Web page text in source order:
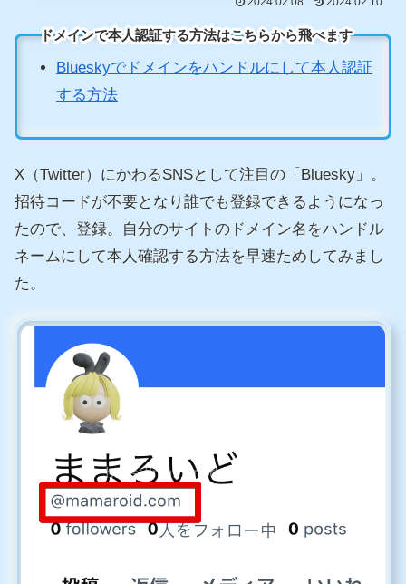
ドメインで本人認証する方法はこちらから飛べます
Blueskyでドメインをハンドルにして本人認証
する方法
X（Twitter）にかわるSNSとして注目の「Bluesky」。
招待コードが不要となり誰でも登録できるようになっ
たので、登録。自分のサイトのドメイン名をハンドル
ネームにして本人確認する方法を早速ためしてみまし
た。